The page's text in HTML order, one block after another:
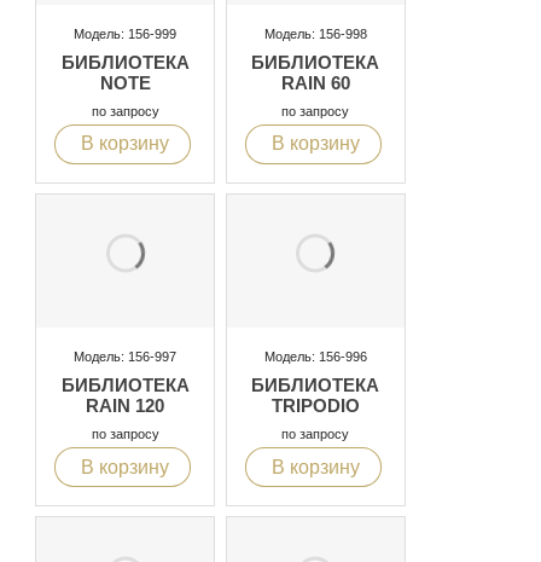
Модель: 156-999
БИБЛИОТЕКА
NOTE
по запросу
В корзину
Модель: 156-998
БИБЛИОТЕКА
RAIN 60
по запросу
В корзину
Модель: 156-997
БИБЛИОТЕКА
RAIN 120
по запросу
В корзину
Модель: 156-996
БИБЛИОТЕКА
TRIPODIO
по запросу
В корзину